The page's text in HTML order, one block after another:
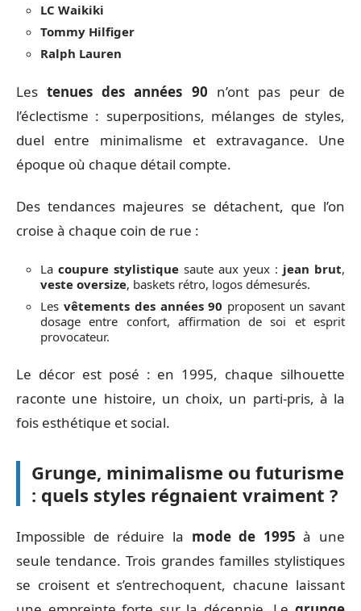
LC Waikiki
Tommy Hilfiger
Ralph Lauren
Lestenues des années 90 n’ont pas peur de
l’éclectisme : superpositions, mélanges de styles,
duel entre minimalisme et extravagance. Une
époque où chaque détail compte.
Des tendances majeures se détachent, que l’on
croise à chaque coin de rue :
La coupure stylistique saute aux yeux : jean brut,
veste oversize, baskets rétro, logos démesurés.
Les vêtements des années 90 proposent un savant
dosage entre confort, affirmation de soi et esprit
provocateur.
Le décor est posé : en 1995, chaque silhouette
raconte une histoire, un choix, un parti-pris, à la
fois esthétique et social.
Grunge, minimalisme ou futurisme
: quels styles régnaient vraiment ?
Impossible de réduire la mode de 1995 à une
seule tendance. Trois grandes familles stylistiques
se croisent et s’entrechoquent, chacune laissant